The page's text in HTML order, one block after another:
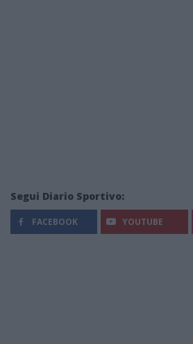
Segui Diario Sportivo:
FACEBOOK YOUTUBE